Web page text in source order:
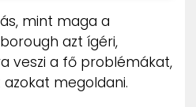
mint maga a
azt ígéri,
veszi a fő problémákat,
megoldani.